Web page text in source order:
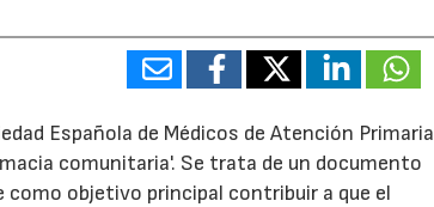
Española de Médicos de Atención Primaria
comunitaria'. Se trata de un documento
objetivo principal contribuir a que el